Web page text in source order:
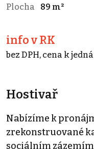
Plocha
89 m²
info v RK
bez DPH, cena k
Hostivař
Nabízíme k
zrekonstruované
sociálním